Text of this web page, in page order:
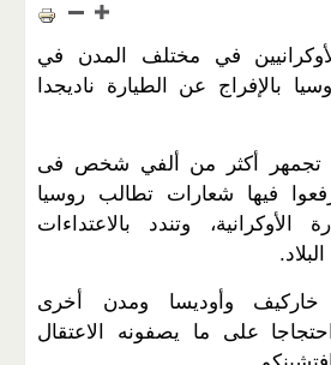
في مختلف المدن في
بالإفراج عن الطيارة ناديجدا
تجمهر أكثر من ألفي شخص فى
فيها شعارات تطالب روسيا
الأوكرانية، وتندد بالاعتداءات
وأوديسا ومدن أخرى
على ما يصفونه الاعتقال